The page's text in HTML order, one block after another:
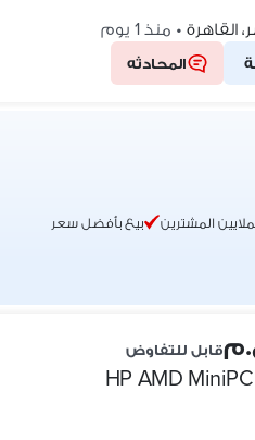
القاهرة • منذ 1 يوم
المحادثه
المشترين بيع بأفضل سعر
قابل للتفاوض
HP AMD